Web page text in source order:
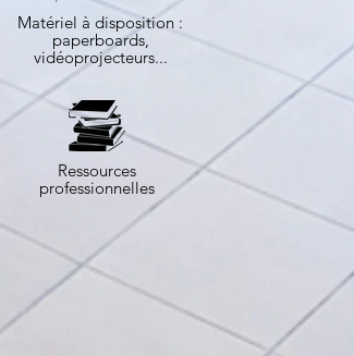
Matériel à disposition :
paperboards,
vidéoprojecteurs...
Ressources
professionnelles